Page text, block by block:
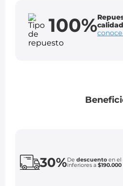
100%
30%Dedescuento en el
inferiores a$190.000